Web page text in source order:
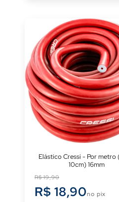
Elástico Cressi - Por metro
10cm) 16mm
Preço
normal
R$ 19,90
R$ 18,90no pix